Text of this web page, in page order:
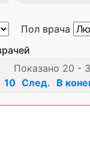
Пол врача
Показано 20 -
10 След. В